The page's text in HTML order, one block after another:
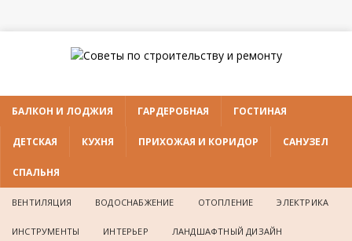
БАЛКОН И ЛОДЖИЯ ГАРДЕРОБНАЯ ГОСТИНАЯ
ДЕТСКАЯ КУХНЯ ПРИХОЖАЯ И КОРИДОР САНУЗЕЛ
СПАЛЬНЯ
ВЕНТИЛЯЦИЯ ВОДОСНАБЖЕНИЕ ОТОПЛЕНИЕ ЭЛЕКТРИКА
ИНСТРУМЕНТЫ ИНТЕРЬЕР ЛАНДШАФТНЫЙ ДИЗАЙН